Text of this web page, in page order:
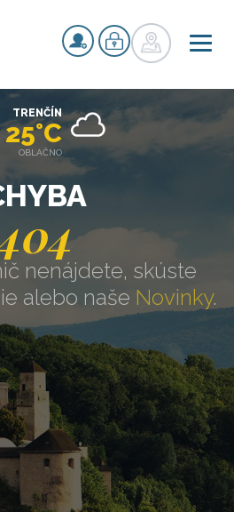
nenájdete, skúste
alebo naše Novinky.
TRENČÍN
25°C
OBLAČNO